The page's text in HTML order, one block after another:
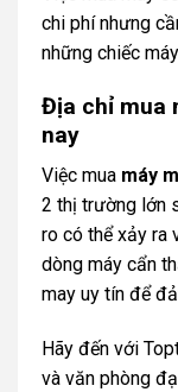
chi phí nhưng
những chiếc
Địa chỉ mua
nay
Việc mua máy
2 thị trường lớn
ro có thể xảy ra
dòng máy cẩn
may uy tín để
Hãy đến với
và văn phòng